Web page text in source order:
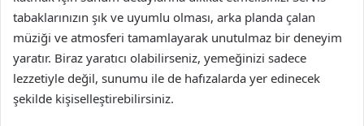
tabaklarınızın şık ve uyumlu olması, arka planda çalan
müziği ve atmosferi tamamlayarak unutulmaz bir deneyim
yaratır. Biraz yaratıcı olabilirseniz, yemeğinizi sadece
lezzetiyle değil, sunumu ile de hafızalarda yer edinecek
şekilde kişiselleştirebilirsiniz.